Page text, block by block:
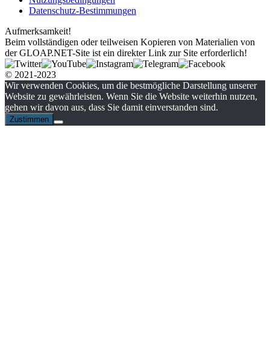
Datenschutz-Bestimmungen
Aufmerksamkeit!
Beim vollständigen oder teilweisen Kopieren von Materialien von
der GLOAP.NET-Site ist ein direkter Link zur Site erforderlich!
© 2021-2023
Wir verwenden Cookies, um die bestmögliche Darstellung unserer
Website zu gewährleisten. Wenn Sie die Website weiterhin nutzen,
gehen wir davon aus, dass Sie damit einverstanden sind.
Zustimmen